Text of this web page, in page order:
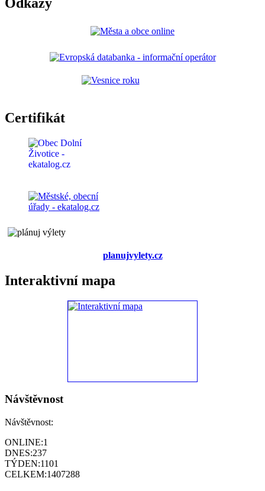
Certifikát
planujvylety.cz
Interaktivní mapa
Návštěvnost
Návštěvnost:
ONLINE:1
DNES:237
TÝDEN:1101
CELKEM:1407288